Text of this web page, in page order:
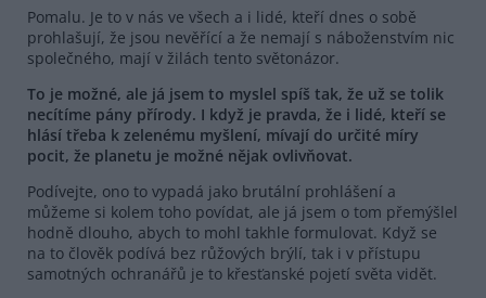
Pomalu. Je to v nás ve všech a i lidé, kteří dnes o sobě
prohlašují, že jsou nevěřící a že nemají s náboženstvím nic
společného, mají v žilách tento světonázor.
To je možné, ale já jsem to myslel spíš tak, že už se tolik
necítíme pány přírody. I když je pravda, že i lidé, kteří se
hlásí třeba k zelenému myšlení, mívají do určité míry
pocit, že planetu je možné nějak ovlivňovat.
Podívejte, ono to vypadá jako brutální prohlášení a
můžeme si kolem toho povídat, ale já jsem o tom přemýšlel
hodně dlouho, abych to mohl takhle formulovat. Když se
na to člověk podívá bez růžových brýlí, tak i v přístupu
samotných ochranářů je to křesťanské pojetí světa vidět.